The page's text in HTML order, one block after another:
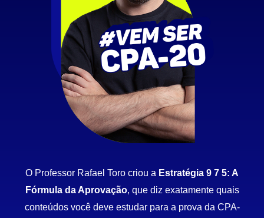
O Professor Rafael Toro criou a Estratégia 9 7 5: A
Fórmula da Aprovação, que diz exatamente quais
conteúdos você deve estudar para a prova da CPA-